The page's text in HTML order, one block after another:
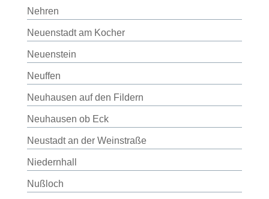
Nehren
Neuenstadt am Kocher
Neuenstein
Neuffen
Neuhausen auf den Fildern
Neuhausen ob Eck
Neustadt an der Weinstraße
Niedernhall
Nußloch